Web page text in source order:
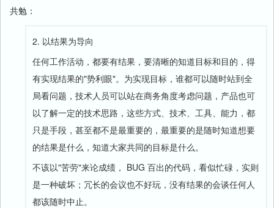
共勉：
2. 以结果为导向
任何工作活动，都要有结果，要清晰的知道目标和目的，得
有实现结果的"势利眼"。为实现目标，谁都可以随时站到全
局看问题，技术人员可以站在商务角度考虑问题，产品也可
以了解一定的技术思路，这些方式、技术、工具、能力，都
只是手段，甚至都不是最重要的，最重要的是随时知道想要
的结果是什么，知道大家共同的目标是什么。
不该以"苦劳"来论成绩， BUG 百出的代码，看似忙碌，实则
是一种破坏；冗长的会议也不好玩，没有结果的会谈任何人
都该随时中止。